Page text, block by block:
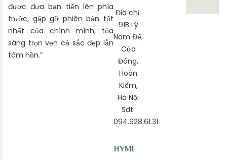
được đưa bạn tiến lên phía
trước, gặp gỡ phiên bản tốt
nhất của chính mình, tỏa
sáng trọn vẹn cả sắc đẹp lẫn
tâm hồn.”
Địa chỉ:
91B Lý
Nam Đế,
Cửa
Đông,
Hoàn
Kiếm,
Hà Nội
Sđt:
094.928.61.31
HYMI